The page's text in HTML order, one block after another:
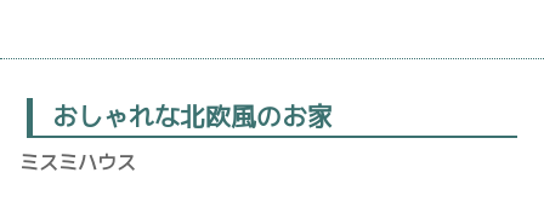
おしゃれな北欧風のお家
ミスミハウス